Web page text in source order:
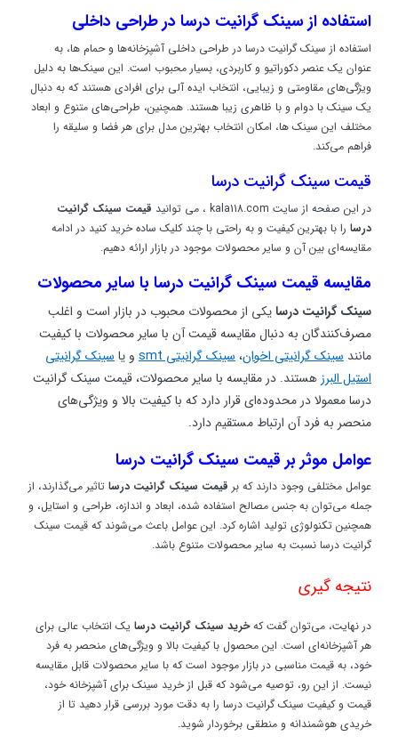
استفاده از سینک گرانیت درسا در طراحی داخلی
استفاده از سینک گرانیت درسا در طراحی داخلی آشپزخانه‌ها و حمام ها، به
عنوان یک عنصر دکوراتیو و کاربردی، بسیار محبوب است. این سینک‌ها به دلیل
ویژگی‌های مقاومتی و زیبایی، انتخاب ایده آلی برای افرادی هستند که به دنبال
یک سینک با دوام و با ظاهری زیبا هستند. همچنین، طراحی‌های متنوع و ابعاد
مختلف این سینک ها، امکان انتخاب بهترین مدل برای هر فضا و سلیقه را
فراهم می‌کند.
قیمت سینک گرانیت درسا
در این صفحه از سایت kala118.com ، می توانید
قیمت سینک گرانیت
درسا را با بهترین کیفیت و به راحتی با چند کلیک ساده خرید کنید در ادامه
مقایسه‌ای بین آن و سایر محصولات موجود در بازار ارائه دهیم.
مقایسه قیمت سینک گرانیت درسا با سایر محصولات
سینک گرانیت درسا یکی از محصولات محبوب در بازار است و اغلب
مصرف‌کنندگان به دنبال مقایسه قیمت آن با سایر محصولات با کیفیت
مانند سینک گرانیتی اخوان،سینک گرانیتی smt و یاسینک گرانیتی
استیل البرز هستند. در مقایسه با سایر محصولات، قیمت سینک گرانیت
درسا معمولا در محدوده‌ای قرار دارد که با کیفیت بالا و ویژگی‌های
منحصر به فرد آن ارتباط مستقیم دارد.
عوامل موثر بر قیمت سینک گرانیت درسا
عوامل مختلفی وجود دارند که بر قیمت سینک گرانیت درسا تاثیر می‌گذارند، از
جمله می‌توان به جنس مصالح استفاده شده، ابعاد و اندازه، طراحی و استایل، و
همچنین تکنولوژی تولید اشاره کرد. این عوامل باعث می‌شوند که قیمت سینک
گرانیت درسا نسبت به سایر محصولات متنوع باشد.
نتیجه گیری
در نهایت، می‌توان گفت کهخرید سینک گرانیت درسا یک انتخاب عالی برای
هر آشپزخانه‌ای است. این محصول با کیفیت بالا و ویژگی‌های منحصر به فرد
خود، به قیمت مناسبی در بازار موجود است که با سایر محصولات قابل مقایسه
نیست. از این رو، توصیه می‌شود که قبل از خرید سینک برای آشپزخانه خود،
قیمت و کیفیت سینک گرانیت درسا را به دقت مورد بررسی قرار دهید تا از
خریدی هوشمندانه و منطقی برخوردار شوید.